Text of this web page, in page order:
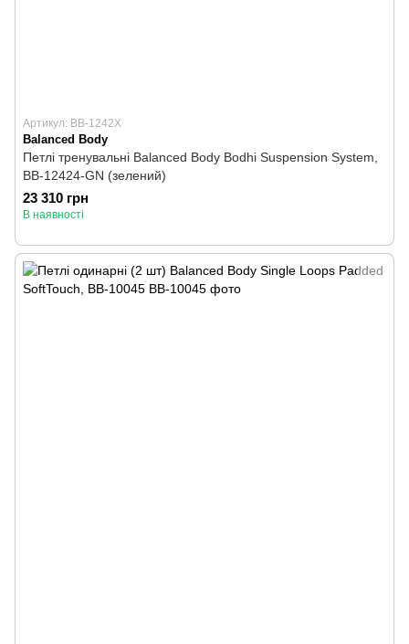
Артикул: BB-1242X
Balanced Body
Петлі тренувальні Balanced Body Bodhi Suspension System,
BB-12424-GN (зелений)
23 310 грн
В наявності